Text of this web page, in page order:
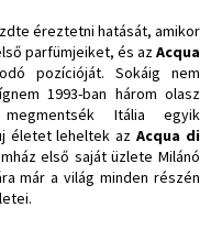
éreztetni hatását, amikor
parfümjeiket, és azAcqua
pozícióját. Sokáig nem
1993-ban három olasz
Itália egyik
életet leheltek azAcqua di
első saját üzlete Milánó
már a világ minden részén